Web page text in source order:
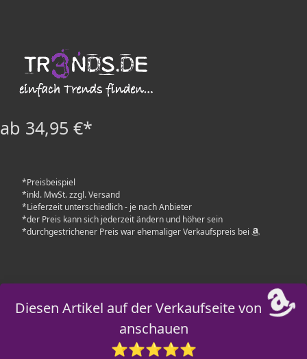
ab 34,95 €*
*Preisbeispiel
*inkl. MwSt. zzgl. Versand
*Lieferzeit unterschiedlich - je nach Anbieter
*der Preis kann sich jederzeit ändern und höher sein
*durchgestrichener Preis war ehemaliger Verkaufspreis bei
Diesen Artikel auf der Verkaufseite von
anschauen
⭐⭐⭐⭐⭐